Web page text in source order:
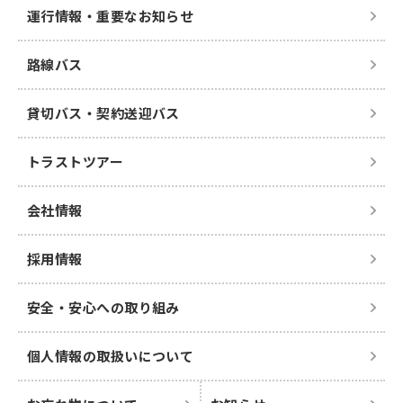
運行情報・重要なお知らせ
路線バス
貸切バス・契約送迎バス
トラストツアー
会社情報
採用情報
安全・安心への取り組み
個人情報の取扱いについて